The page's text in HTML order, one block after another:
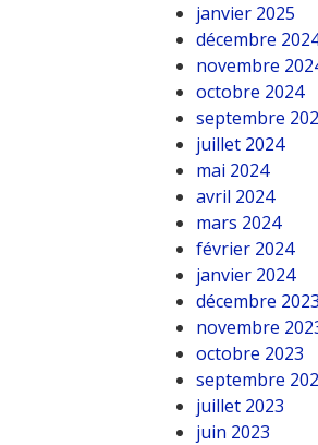
janvier 2025
décembre
novembre
octobre 2024
septembre
juillet 2024
mai 2024
avril 2024
mars 2024
février 2024
janvier 2024
décembre 2023
novembre
octobre 2023
septembre
juillet 2023
juin 2023